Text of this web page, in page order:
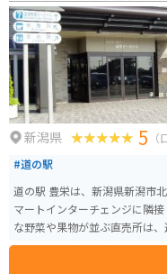
車場も用意されています。 地元の名産品としては、新鮮な海の幸が挙げられ
ます。道の駅内のレストラン
むことができます。また、お土
も販売されています。
新潟県 5
#道の駅
道の駅 豊栄は、新潟県新潟市
マートインターチェンジに隣接して
な野菜や果物が並ぶ直売所は
産の「ヤスダヨーグルト」や「笹
で訪れる場合、道の駅には広